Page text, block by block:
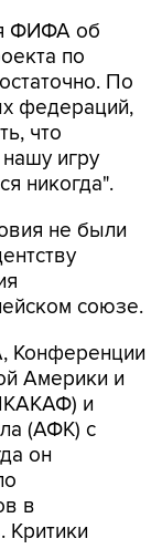
ФИФА об
по
По
федераций,
что
игру
никогда".
не были
союзе.
Конференции
Америки и
и
(АФК) с
он
в
Критики